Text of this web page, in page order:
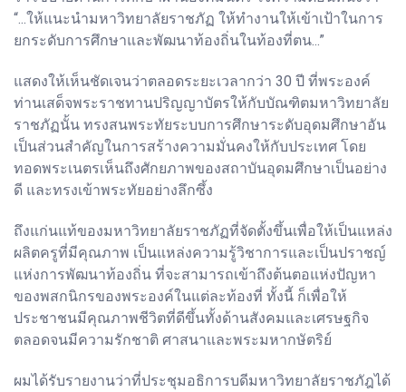
“...ให้แนะนำมหาวิทยาลัยราชภัฏ ให้ทำงานให้เข้าเป้าในการ
ยกระดับการศึกษาและพัฒนาท้องถิ่นในท้องที่ตน...”
แสดงให้เห็นชัดเจนว่าตลอดระยะเวลากว่า 30 ปี ที่พระองค์
ท่านเสด็จพระราชทานปริญญาบัตรให้กับบัณฑิตมหาวิทยาลัย
ราชภัฏนั้น ทรงสนพระทัยระบบการศึกษาระดับอุดมศึกษาอัน
เป็นส่วนสำคัญในการสร้างความมั่นคงให้กับประเทศ โดย
ทอดพระเนตรเห็นถึงศักยภาพของสถาบันอุดมศึกษาเป็นอย่าง
ดี และทรงเข้าพระทัยอย่างลึกซึ้ง
ถึงแก่นแท้ของมหาวิทยาลัยราชภัฏที่จัดตั้งขึ้นเพื่อให้เป็นแหล่ง
ผลิตครูที่มีคุณภาพ เป็นแหล่งความรู้วิชาการและเป็นปราชญ์
แห่งการพัฒนาท้องถิ่น ที่จะสามารถเข้าถึงต้นตอแห่งปัญหา
ของพสกนิกรของพระองค์ในแต่ละท้องที่ ทั้งนี้ ก็เพื่อให้
ประชาชนมีคุณภาพชีวิตที่ดีขึ้นทั้งด้านสังคมและเศรษฐกิจ
ตลอดจนมีความรักชาติ ศาสนาและพระมหากษัตริย์
ผมได้รับรายงานว่าที่ประชุมอธิการบดีมหาวิทยาลัยราชภัฎได้